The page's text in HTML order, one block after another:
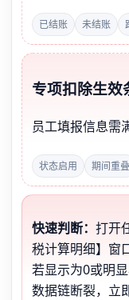
已结账 未结账
专项扣除生效
员工填报信息需
状态启用 期间重叠
快速判断： 打开
税计算明细】窗
若显示为0或明
数据链断裂，立